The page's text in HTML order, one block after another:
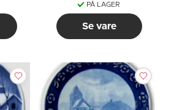
PÅ LAGER
Se vare